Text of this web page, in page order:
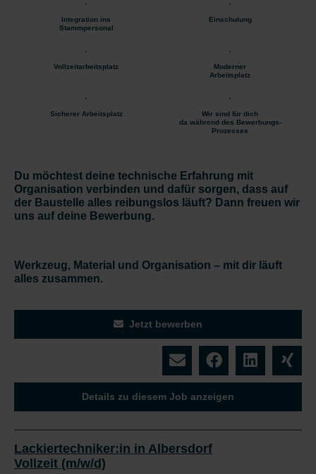
Integration ins
Stammpersonal
Einschulung
Vollzeitarbeitsplatz
Moderner
Arbeitsplatz
Sicherer Arbeitsplatz
Wir sind für dich
da während des Bewerbungs-
Prozesses
Du möchtest deine technische Erfahrung mit
Organisation verbinden und dafür sorgen, dass auf
der Baustelle alles reibungslos läuft? Dann freuen wir
uns auf deine Bewerbung.
Werkzeug, Material und Organisation – mit dir läuft
alles zusammen.
Jetzt bewerben
Details zu diesem Job anzeigen
Lackiertechniker:in in Albersdorf
Vollzeit (m/w/d)